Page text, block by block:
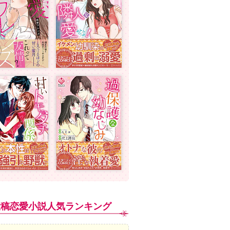
恋愛小説人気ランキング